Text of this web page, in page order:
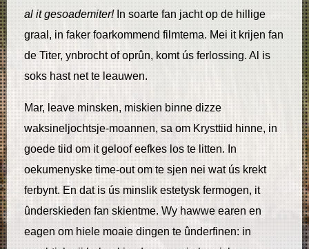
al it gesoademiter! In soarte fan jacht op de hillige
graal, in faker foarkommend filmtema. Mei it krijen fan
de Titer, ynbrocht of oprûn, komt ús ferlossing. Al is
soks hast net te leauwen.
Mar, leave minsken, miskien binne dizze
waksineljochtsje-moannen, sa om Krysttiid hinne, in
goede tiid om it geloof eefkes los te litten. In
oekumenyske time-out om te sjen nei wat ús krekt
ferbynt. En dat is ús minslik estetysk fermogen, it
ûnderskieden fan skientme. Wy hawwe earen en
eagen om hiele moaie dingen te ûnderfinen: in